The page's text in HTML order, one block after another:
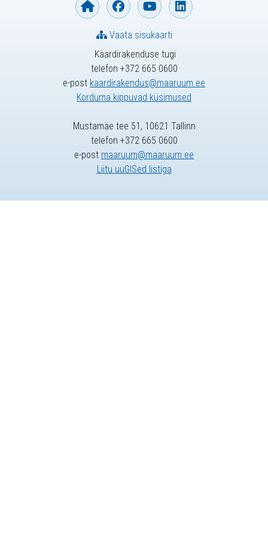
Kaardirakenduse tugi
telefon +372 665 0600
e-post kaardirakendus@maaruum.ee
Korduma kippuvad küsimused
Vaata sisukaarti
Mustamäe tee 51, 10621 Tallinn
telefon +372 665 0600
e-post maaruum@maaruum.ee
Liitu uuGISed listiga